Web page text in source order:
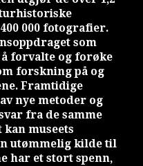
000 fotografier.
som
forvalte og forøke
forskning på og
Framtidige
nye metoder og
fra de samme
kan museets
utømmelig kilde til
har et stort spenn,